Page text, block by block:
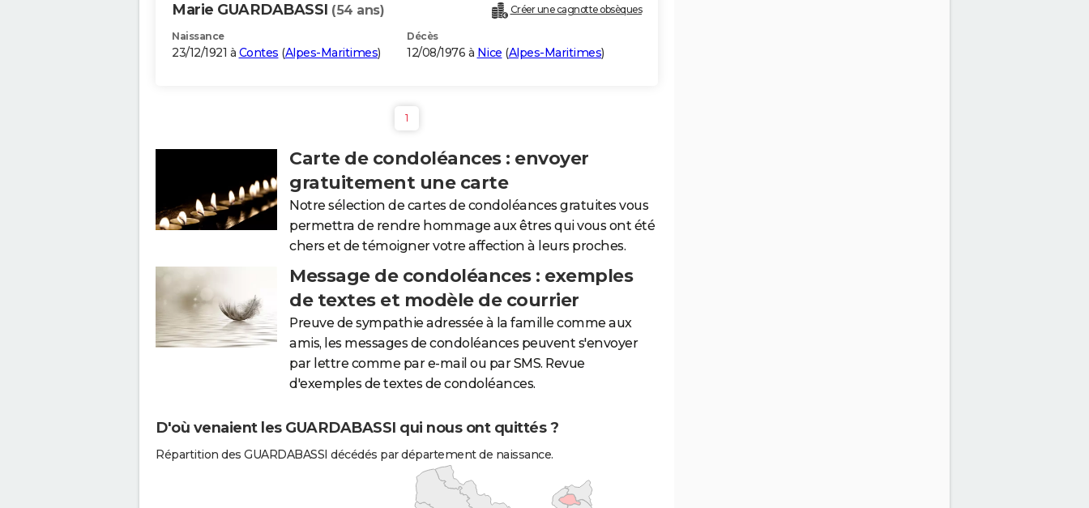
Marie GUARDABASSI (54 ans) Créer une cagnotte obsèques
Naissance
23/12/1921 à Contes (Alpes-Maritimes)
Décès
12/08/1976 à Nice (Alpes-Maritimes)
1
Carte de condoléances : envoyer
gratuitement une carte
Notre sélection de cartes de condoléances gratuites vous
permettra de rendre hommage aux êtres qui vous ont été
chers et de témoigner votre affection à leurs proches.
Message de condoléances : exemples
de textes et modèle de courrier
Preuve de sympathie adressée à la famille comme aux
amis, les messages de condoléances peuvent s'envoyer
par lettre comme par e-mail ou par SMS. Revue
d'exemples de textes de condoléances.
D'où venaient les GUARDABASSI qui nous ont quittés ?
Répartition des GUARDABASSI décédés par département de naissance.